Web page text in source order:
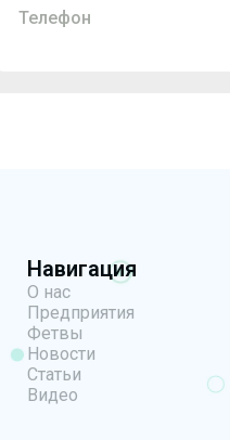
Телефон
Навигация
О нас
Предприятия
Фетвы
Новости
Статьи
Видео